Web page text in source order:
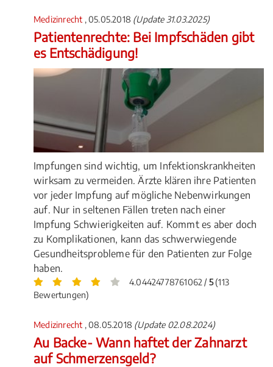
Medizinrecht , 05.05.2018 (Update 31.03.2025)
Patientenrechte: Bei Impfschäden gibt
es Entschädigung!
Impfungen sind wichtig, um Infektionskrankheiten
wirksam zu vermeiden. Ärzte klären ihre Patienten
vor jeder Impfung auf mögliche Nebenwirkungen
auf. Nur in seltenen Fällen treten nach einer
Impfung Schwierigkeiten auf. Kommt es aber doch
zu Komplikationen, kann das schwerwiegende
Gesundheitsprobleme für den Patienten zur Folge
haben.
4.04424778761062 / 5(113
Bewertungen)
Medizinrecht , 08.05.2018 (Update 02.08.2024)
Au Backe- Wann haftet der Zahnarzt
auf Schmerzensgeld?